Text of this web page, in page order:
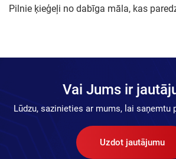
Pilnie ķieģeļi no dabīga māla, kas
Vai Jums ir
Lūdzu, sazinieties ar mums, lai saņemtu
Uzdot jautājumu